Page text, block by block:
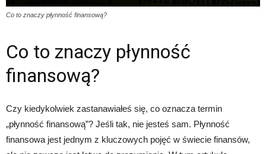
Co to znaczy płynność finansową?
Co to znaczy płynność
finansową?
Czy kiedykolwiek zastanawiałeś się, co oznacza termin
„płynność finansową”? Jeśli tak, nie jesteś sam. Płynność
finansowa jest jednym z kluczowych pojęć w świecie finansów,